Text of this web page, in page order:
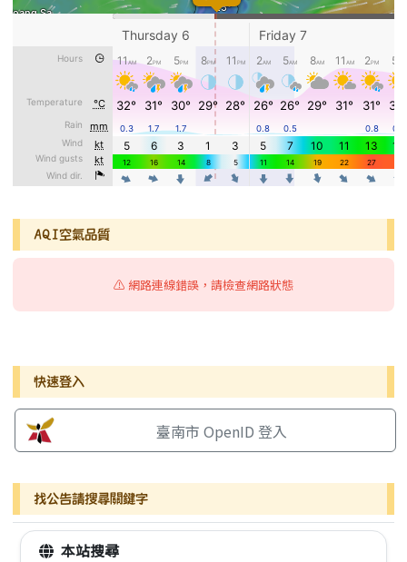
AQI空氣品質
⚠️ 網路連線錯誤，請檢查網路狀態
右邊區域內容
快速登入
臺南市 OpenID 登入
找公告請搜尋關鍵字
本站搜尋